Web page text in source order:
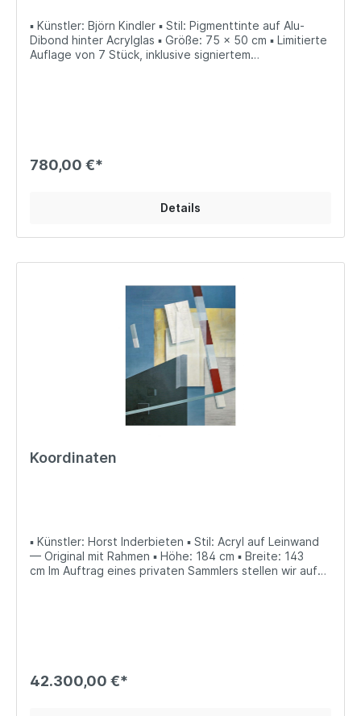
▪ Künstler: Björn Kindler ▪ Stil: Pigmenttinte auf Alu-
Dibond hinter Acrylglas ▪ Größe: 75 x 50 cm ▪ Limitierte
Auflage von 7 Stück, inklusive signiertem
780,00 €*
Details
Koordinaten
▪ Künstler: Horst Inderbieten ▪ Stil: Acryl auf Leinwand
— Original mit Rahmen ▪ Höhe: 184 cm ▪ Breite: 143
cm Im Auftrag eines privaten Sammlers stellen wir auf
42.300,00 €*